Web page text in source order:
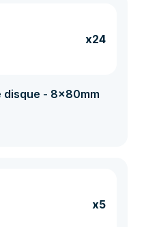
x24
disque - 8x80mm
x5